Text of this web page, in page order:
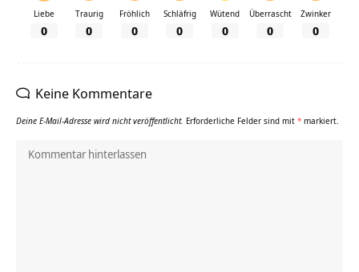
Liebe
0
Traurig
0
Fröhlich
0
Schläfrig
0
Wütend
0
Überrascht
0
Zwinker
0
Keine Kommentare
Deine E-Mail-Adresse wird nicht veröffentlicht. Erforderliche Felder sind mit * markiert.